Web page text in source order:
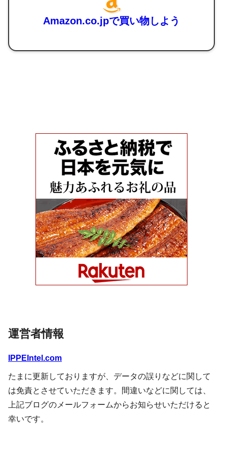
Amazon.co.jpで買い物しよう
運営者情報
IPPEIntel.com
たまに更新しておりますが、データの誤りなどに関して
は免責とさせていただきます。間違いなどに関しては、
上記ブログのメールフォームからお知らせいただけると
幸いです。